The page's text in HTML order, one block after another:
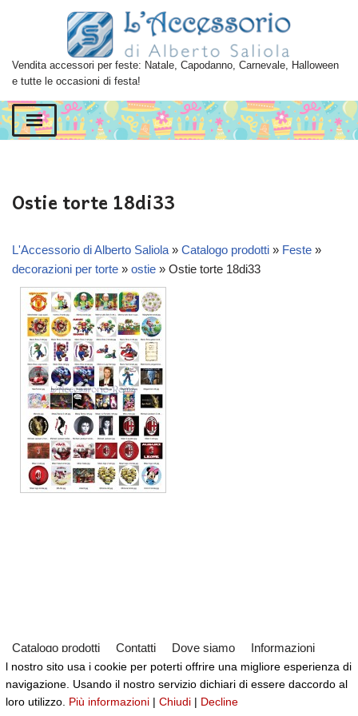
al
contenuto
Vendita accessori per feste: Natale, Capodanno, Carnevale, Halloween
e tutte le occasioni di festa!
Ostie torte 18di33
L'Accessorio di Alberto Saliola » Catalogo prodotti » Feste »
decorazioni per torte » ostie » Ostie torte 18di33
Catalogo prodotti Contatti Dove siamo
Informazioni
Partner
Servizi Virtual Tour del Negozio
Neve| Powered byWordPress
l nostro sito usa i cookie per poterti offrire una migliore esperienza di
navigazione. Usando il nostro servizio dichiari di essere daccordo al
loro utilizzo. Più informazioni | Chiudi | Decline